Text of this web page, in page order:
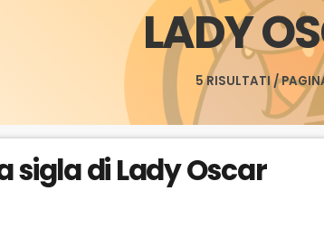
LADY
5 RISULTATI /
sigla di Lady Oscar